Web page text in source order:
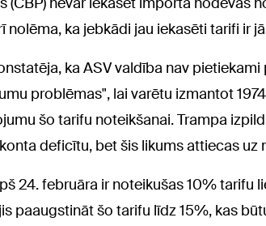
nolēma, ka jebkādi jau iekasēti tarifi ir
ka ASV valdība nav
problēmas", lai varētu izmantot
šo tarifu noteikšanai. Trampa
deficītu, bet šis likums attiecas uz
24. februāra ir noteikušas 10% tarifu
paaugstināt šo tarifu līdz 15%, kas